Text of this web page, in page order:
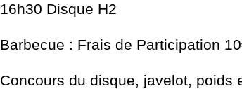
16h30 Disque H2
Barbecue : Frais de Participation
Concours du disque, javelot, poids